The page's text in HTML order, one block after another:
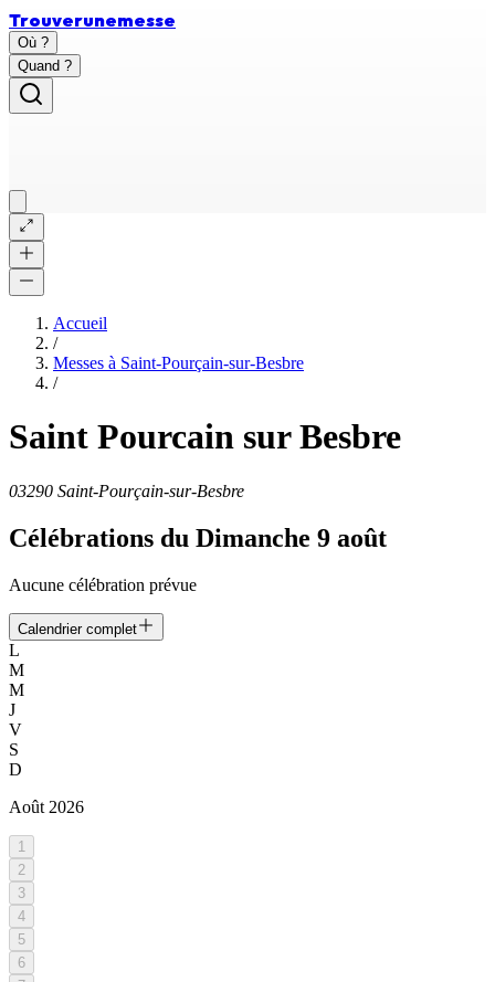
Trouverunemesse
Où ?
Quand ?
Accueil
/
Messes à Saint-Pourçain-sur-Besbre
/
Saint Pourcain sur Besbre
03290 Saint-Pourçain-sur-Besbre
Célébrations du Dimanche 9 août
Aucune célébration prévue
Calendrier complet
L
M
M
J
V
S
D
Août 2026
1
2
3
4
5
6